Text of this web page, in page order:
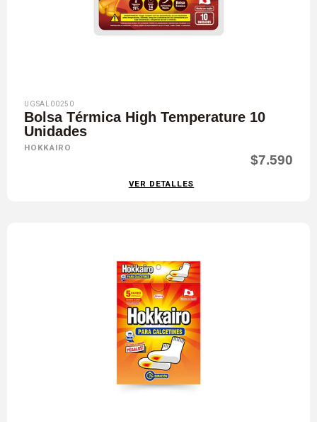
UGSAL00250
Bolsa Térmica High Temperature 10
Unidades
HOKKAIRO
$7.590
VER DETALLES